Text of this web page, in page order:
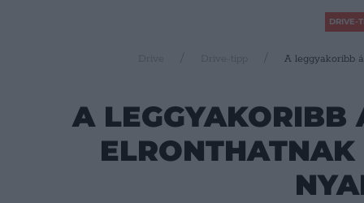
DRIVE-
Drive Drive-tipp A leggyakoribb
A LEGGYAKORIBB